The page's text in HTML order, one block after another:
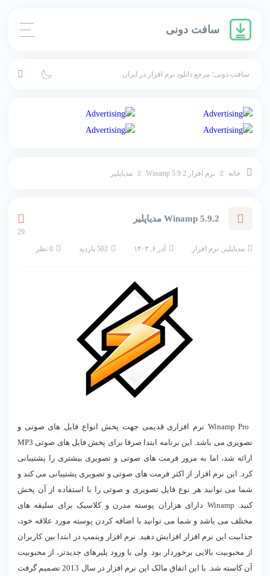
سافت دونی
سافت دونی؛ مرجع دانلود نرم افزار در ایران
خانه نرم افزار Winamp 5.9.2 مدیاپلیر
Winamp 5.9.2 مدیاپلیر
29
مدیاپلیر , نرم افزار آذر ۶, ۱۴۰۳ 502 بازدید 0 نظر
Winamp Pro نرم افزاری قدیمی جهت پخش انواع فایل های صوتی و
تصویری می باشد. این برنامه ابتدا صرفا برای پخش فایل های صوتی MP3
ارائه شد، اما به مرور فرمت های صوتی و تصویری بیشتری را پشتیبانی
کرد. این نرم افزار از اکثر فرمت های صوتی و تصویری پشتیبانی می کند و
شما می توانید هر نوع فایل تصویری و صوتی را با استفاده از آن پخش
کنید. Winamp دارای هزاران پوسته مدرن و کلاسيک برای سلیقه های
مختلف می باشد و شما می توانید با اضافه کردن پوسته مورد علاقه خود،
جذابیت این نرم افزار افزایش دهید. نرم افزار وینمپ در ابتدا بین کاربران
از محبوبیت بالایی برخوردار بود. ولی با ورود پلیرهای جدیدتر، از محبوبیت
آن کاسته شد. با این اتفاق مالک این نرم افزار در سال 2013 تصمیم گرفت